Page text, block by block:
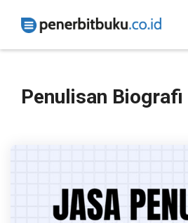
Penulisan Biografi